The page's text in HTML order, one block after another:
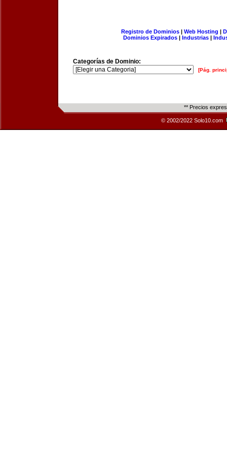
Registro de Dominios| Web Hosting |
Dominios Expirados | Industrias |
Categorías de Dominio:
[Pág.
** Precios
© 2002/2022 Solo10.com